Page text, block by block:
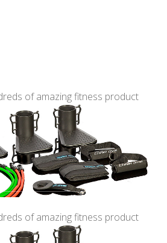
of amazing fitness product
of amazing fitness product